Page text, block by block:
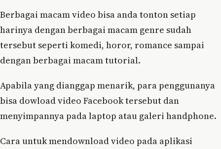
Berbagai macam video bisa anda tonton setiap
harinya dengan berbagai macam genre sudah
tersebut seperti komedi, horor, romance sampai
dengan berbagai macam tutorial.
Apabila yang dianggap menarik, para penggunanya
bisa dowload video Facebook tersebut dan
menyimpannya pada laptop atau galeri handphone.
Cara untuk mendownload video pada aplikasi